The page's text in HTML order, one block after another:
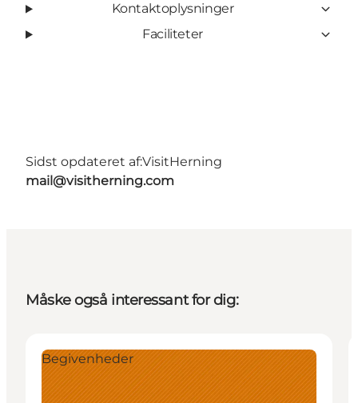
Kontaktoplysninger
Faciliteter
Sidst opdateret af:VisitHerning
mail@visitherning.com
Måske også interessant for dig:
Begivenheder